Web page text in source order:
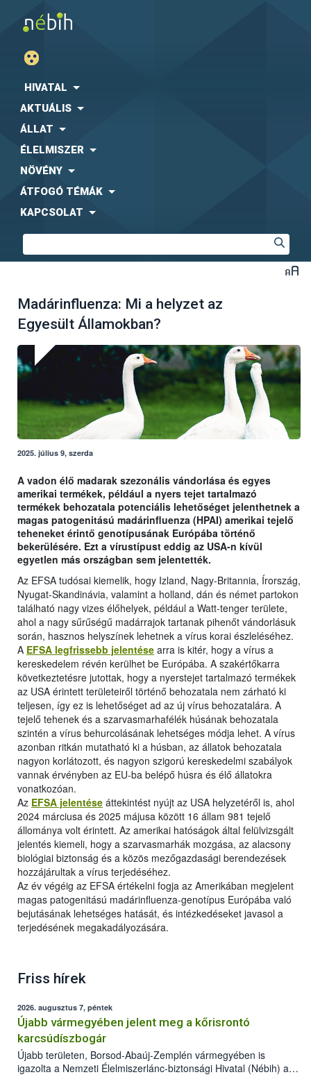
HIVATAL
AKTUÁLIS
ÁLLAT
ÉLELMISZER
NÖVÉNY
ÁTFOGÓ TÉMÁK
KAPCSOLAT
Madárinfluenza: Mi a helyzet az
Egyesült Államokban?
2025. július 9, szerda
A vadon élő madarak szezonális vándorlása és egyes
amerikai termékek, például a nyers tejet tartalmazó
termékek behozatala potenciális lehetőséget jelenthetnek a
magas patogenitású madárinfluenza (HPAI) amerikai tejelő
teheneket érintő genotípusának Európába történő
bekerülésére. Ezt a vírustípust eddig az USA-n kívül
egyetlen más országban sem jelentették.
Az EFSA tudósai kiemelik, hogy Izland, Nagy-Britannia, Írország,
Nyugat-Skandinávia, valamint a holland, dán és német partokon
található nagy vizes élőhelyek, például a Watt-tenger területe,
ahol a nagy sűrűségű madárrajok tartanak pihenőt vándorlásuk
során, hasznos helyszínek lehetnek a vírus korai észleléséhez.
A EFSA legfrissebb jelentése arra is kitér, hogy a vírus a
kereskedelem révén kerülhet be Európába. A szakértőkarra
következtetésre jutottak, hogy a nyerstejet tartalmazó termékek
az USA érintett területeiről történő behozatala nem zárható ki
teljesen, így ez is lehetőséget ad az új vírus behozatalára. A
tejelő tehenek és a szarvasmarhafélék húsának behozatala
szintén a vírus behurcolásának lehetséges módja lehet. A vírus
azonban ritkán mutatható ki a húsban, az állatok behozatala
nagyon korlátozott, és nagyon szigorú kereskedelmi szabályok
vannak érvényben az EU-ba belépő húsra és élő állatokra
vonatkozóan.
Az EFSA jelentése áttekintést nyújt az USA helyzetéről is, ahol
2024 márciusa és 2025 májusa között 16 állam 981 tejelő
állománya volt érintett. Az amerikai hatóságok által felülvizsgált
jelentés kiemeli, hogy a szarvasmarhák mozgása, az alacsony
biológiai biztonság és a közös mezőgazdasági berendezések
hozzájárultak a vírus terjedéséhez.
Az év végéig az EFSA értékelni fogja az Amerikában megjelent
magas patogenitású madárinfluenza-genotípus Európába való
bejutásának lehetséges hatását, és intézkedéseket javasol a
terjedésének megakadályozására.
Friss hírek
2026. augusztus 7, péntek
Újabb vármegyében jelent meg a kőrisrontó
karcsúdíszbogár
Újabb területen, Borsod-Abaúj-Zemplén vármegyében is
igazolta a Nemzeti Élelmiszerlánc-biztonsági Hivatal (Nébih) a